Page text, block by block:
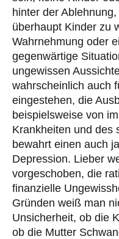
hinter der
überhaupt Kinder zu
Wahrnehmung oder
gegenwärtige
ungewissen
wahrscheinlich auch
eingestehen, die
beispielsweise von
Krankheiten und des
bewahrt einen auch
Depression. Lieber
vorgeschoben, die
finanzielle
Gründen weiß man
Unsicherheit, ob die
ob die Mutter